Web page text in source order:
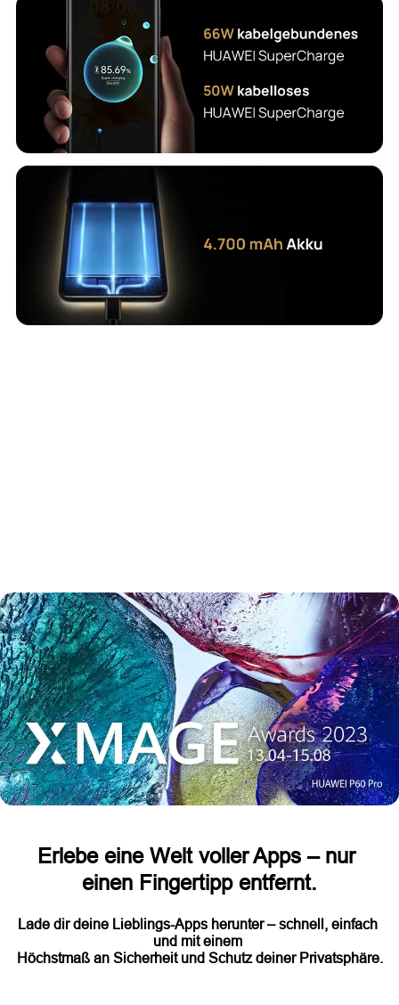
Erlebe eine Welt voller Apps – nur
einen Fingertipp entfernt.
Lade dir deine Lieblings-Apps herunter – schnell, einfach
und mit einem
Höchstmaß an Sicherheit und Schutz deiner Privatsphäre.